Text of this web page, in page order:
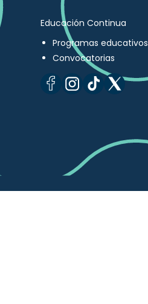
Educación Continua
Programas educativos
Convocatorias